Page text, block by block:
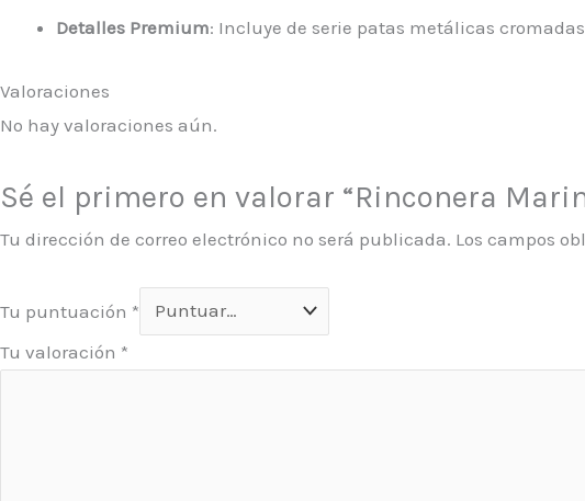
Detalles Premium: Incluye de serie patas metálicas
Valoraciones
No hay valoraciones aún.
Sé el primero en valorar “Rinconera
Tu dirección de correo electrónico no será publicada. Los campos
Tu puntuación *
Tu valoración *